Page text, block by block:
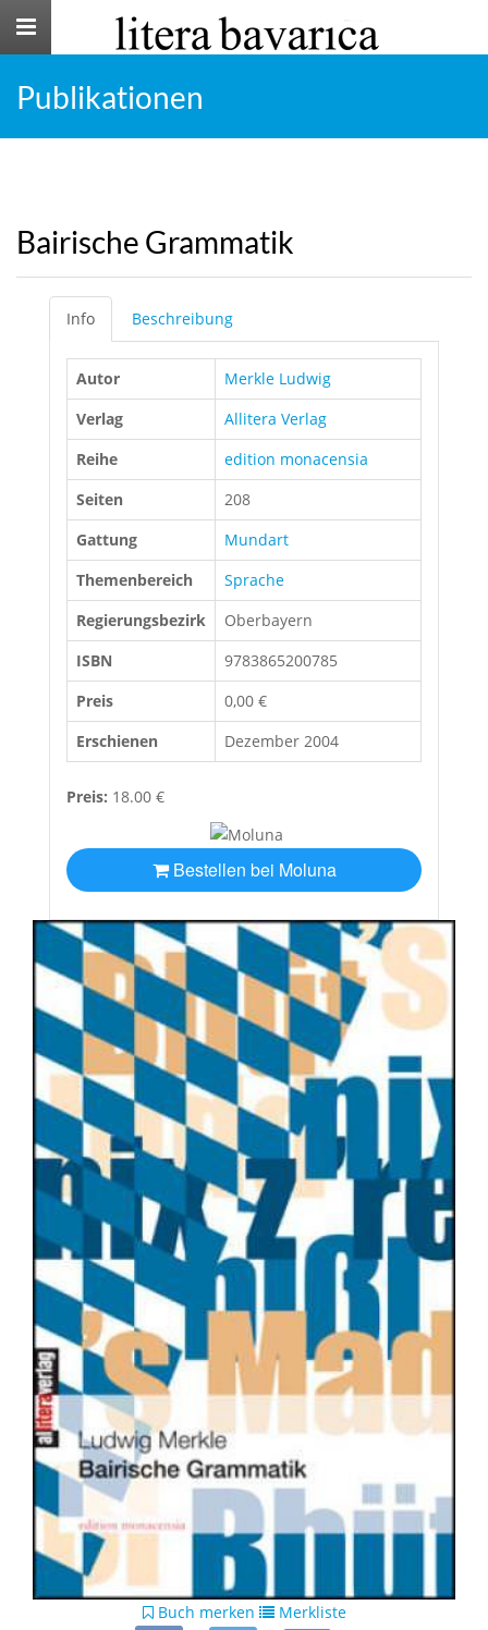
Toggle
Publikationen
Bairische Grammatik
Info Beschreibung
Autor
Merkle Ludwig
Verlag
Allitera Verlag
Reihe
edition monacensia
Seiten
208
Gattung
Mundart
Themenbereich
Sprache
Regierungsbezirk
Oberbayern
ISBN
9783865200785
Preis
0,00 €
Erschienen
Dezember 2004
Preis: 18.00 €
Bestellen bei Moluna
Buch merken Merkliste